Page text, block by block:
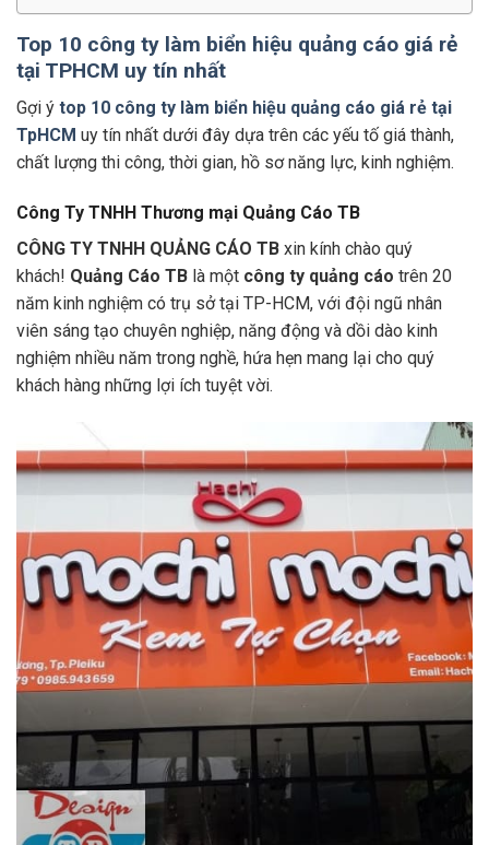
Top 10 công ty làm biển hiệu quảng cáo giá rẻ
tại TPHCM uy tín nhất
Gợi ý top 10 công ty làm biển hiệu quảng cáo giá rẻ tại
TpHCM uy tín nhất dưới đây dựa trên các yếu tố giá thành,
chất lượng thi công, thời gian, hồ sơ năng lực, kinh nghiệm.
Công Ty TNHH Thương mại Quảng Cáo TB
CÔNG TY TNHH QUẢNG CÁO TB xin kính chào quý
khách! Quảng Cáo TB là một công ty quảng cáo trên 20
năm kinh nghiệm có trụ sở tại TP-HCM, với đội ngũ nhân
viên sáng tạo chuyên nghiệp, năng động và dồi dào kinh
nghiệm nhiều năm trong nghề, hứa hẹn mang lại cho quý
khách hàng những lợi ích tuyệt vời.